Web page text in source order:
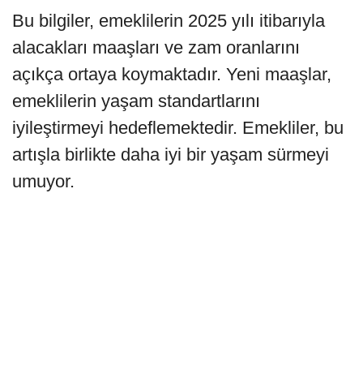
Bu bilgiler, emeklilerin 2025 yılı itibarıyla
alacakları maaşları ve zam oranlarını
açıkça ortaya koymaktadır. Yeni maaşlar,
emeklilerin yaşam standartlarını
iyileştirmeyi hedeflemektedir. Emekliler, bu
artışla birlikte daha iyi bir yaşam sürmeyi
umuyor.